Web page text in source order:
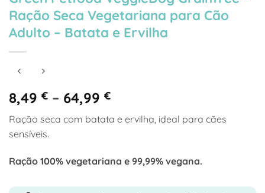
Ração Seca Vegetariana para Cão
Adulto – Batata e Ervilha
8,49 € – 64,99 €Price
range:
8,49 €
64,99 €
Ração seca com batata e ervilha, ideal para cães
sensíveis.
Ração 100% vegetariana e 99,99% vegana.